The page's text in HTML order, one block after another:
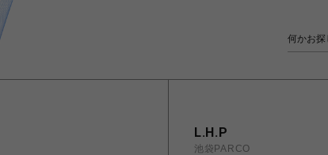
L.H.P
池袋PARCO